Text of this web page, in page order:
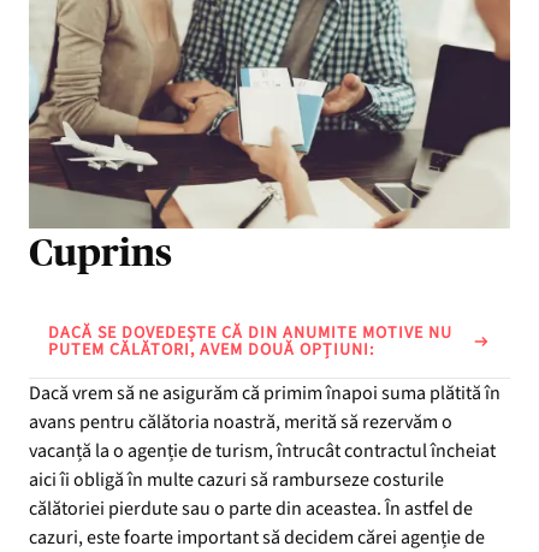
Cuprins
DACĂ SE DOVEDEȘTE CĂ DIN ANUMITE MOTIVE NU
PUTEM CĂLĂTORI, AVEM DOUĂ OPȚIUNI:
Dacă vrem să ne asigurăm că primim înapoi suma plătită în
avans pentru călătoria noastră, merită să rezervăm o
vacanță la o agenție de turism, întrucât contractul încheiat
aici îi obligă în multe cazuri să ramburseze costurile
călătoriei pierdute sau o parte din aceastea. În astfel de
cazuri, este foarte important să decidem cărei agenție de